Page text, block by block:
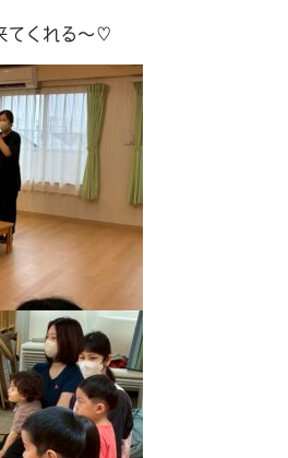
てくれる～♡